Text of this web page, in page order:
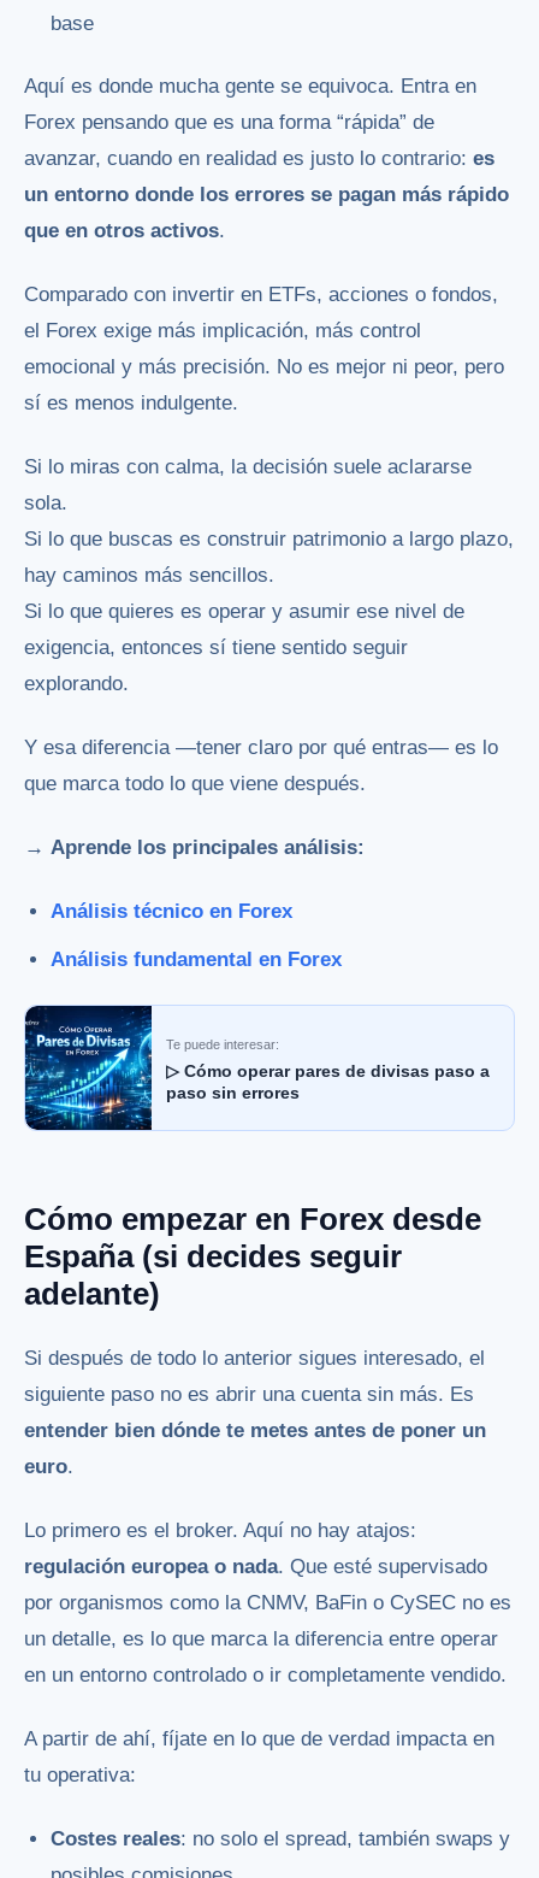
base
Aquí es donde mucha gente se equivoca. Entra en
Forex pensando que es una forma “rápida” de
avanzar, cuando en realidad es justo lo contrario: es
un entorno donde los errores se pagan más rápido
que en otros activos.
Comparado con invertir en ETFs, acciones o fondos,
el Forex exige más implicación, más control
emocional y más precisión. No es mejor ni peor, pero
sí es menos indulgente.
Si lo miras con calma, la decisión suele aclararse
sola.
Si lo que buscas es construir patrimonio a largo plazo,
hay caminos más sencillos.
Si lo que quieres es operar y asumir ese nivel de
exigencia, entonces sí tiene sentido seguir
explorando.
Y esa diferencia —tener claro por qué entras— es lo
que marca todo lo que viene después.
→ Aprende los principales análisis:
Análisis técnico en Forex
Análisis fundamental en Forex
Te puede interesar:
▷ Cómo operar pares de divisas paso a
paso sin errores
Cómo empezar en Forex desde
España (si decides seguir
adelante)
Si después de todo lo anterior sigues interesado, el
siguiente paso no es abrir una cuenta sin más. Es
entender bien dónde te metes antes de poner un
euro.
Lo primero es el broker. Aquí no hay atajos:
regulación europea o nada. Que esté supervisado
por organismos como la CNMV, BaFin o CySEC no es
un detalle, es lo que marca la diferencia entre operar
en un entorno controlado o ir completamente vendido.
A partir de ahí, fíjate en lo que de verdad impacta en
tu operativa:
Costes reales: no solo el spread, también swaps y